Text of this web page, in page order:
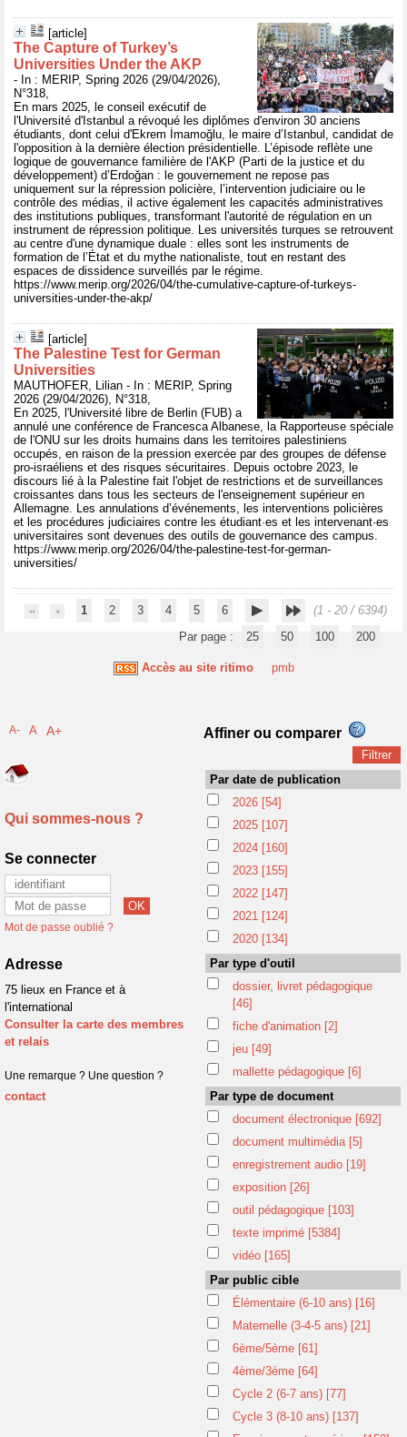
[article]
The Capture of Turkey’s
Universities Under the AKP
- In : MERIP, Spring 2026 (29/04/2026),
N°318,
En mars 2025, le conseil exécutif de
l'Université d'Istanbul a révoqué les diplômes d'environ 30 anciens
étudiants, dont celui d'Ekrem İmamoğlu, le maire d’Istanbul, candidat de
l'opposition à la dernière élection présidentielle. L’épisode reflète une
logique de gouvernance familière de l'AKP (Parti de la justice et du
développement) d’Erdoğan : le gouvernement ne repose pas
uniquement sur la répression policière, l’intervention judiciaire ou le
contrôle des médias, il active également les capacités administratives
des institutions publiques, transformant l'autorité de régulation en un
instrument de répression politique. Les universités turques se retrouvent
au centre d'une dynamique duale : elles sont les instruments de
formation de l’État et du mythe nationaliste, tout en restant des
espaces de dissidence surveillés par le régime.
https://www.merip.org/2026/04/the-cumulative-capture-of-turkeys-
universities-under-the-akp/
[article]
The Palestine Test for German
Universities
MAUTHOFER, Lilian - In : MERIP, Spring
2026 (29/04/2026), N°318,
En 2025, l'Université libre de Berlin (FUB) a
annulé une conférence de Francesca Albanese, la Rapporteuse spéciale
de l'ONU sur les droits humains dans les territoires palestiniens
occupés, en raison de la pression exercée par des groupes de défense
pro-israéliens et des risques sécuritaires. Depuis octobre 2023, le
discours lié à la Palestine fait l'objet de restrictions et de surveillances
croissantes dans tous les secteurs de l'enseignement supérieur en
Allemagne. Les annulations d’événements, les interventions policières
et les procédures judiciaires contre les étudiant·es et les intervenant·es
universitaires sont devenues des outils de gouvernance des campus.
https://www.merip.org/2026/04/the-palestine-test-for-german-
universities/
1 2 3 4 5 6
(1 - 20 / 6394)
Par page :
25 50 100 200
Accès au site ritimo pmb
A- A A+
Qui sommes-nous ?
Se connecter
Mot de passe oublié ?
Adresse
75 lieux en France et à
l'international
Consulter la carte des membres
et relais
Une remarque ? Une question ?
contact
Affiner ou comparer
Par date de publication
2026 [54]
2025 [107]
2024 [160]
2023 [155]
2022 [147]
2021 [124]
2020 [134]
Par type d'outil
dossier, livret pédagogique
[46]
fiche d'animation [2]
jeu [49]
mallette pédagogique [6]
Par type de document
document électronique [692]
document multimédia [5]
enregistrement audio [19]
exposition [26]
outil pédagogique [103]
texte imprimé [5384]
vidéo [165]
Par public cible
Élémentaire (6-10 ans) [16]
Maternelle (3-4-5 ans) [21]
6ème/5ème [61]
4ème/3ème [64]
Cycle 2 (6-7 ans) [77]
Cycle 3 (8-10 ans) [137]